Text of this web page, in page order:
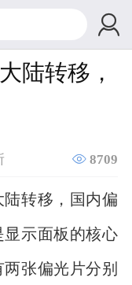

陆转移，
 8709
陆转移，国内偏
示面板的核心
张偏光片分别